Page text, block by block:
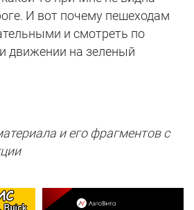
И вот почему пешеходам
и смотреть по
движении на зеленый
и его фрагментов с